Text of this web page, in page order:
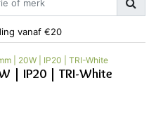
vanaf €20
| 20W | IP20 | TRI-White
| IP20 | TRI-White